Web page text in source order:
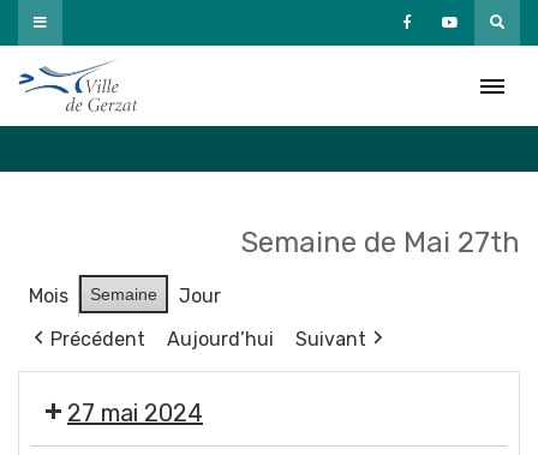
Passer
au
contenu
Semaine de Mai 27th
Mois Semaine
Jour
Précédent
Aujourd’hui Suivant
27 mai 2024